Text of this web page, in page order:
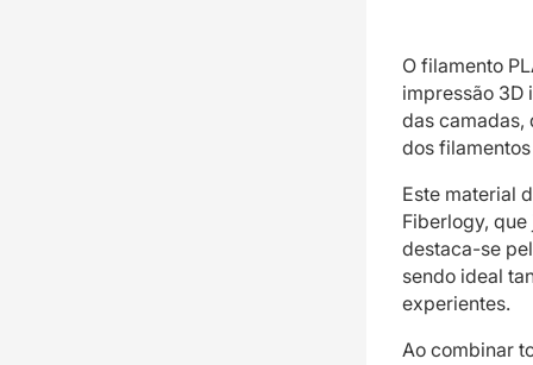
O filamento
impressão 3D
das camadas,
dos
Este material
Fiberlogy, que
destaca-se
sendo ideal
experientes.
Ao combinar